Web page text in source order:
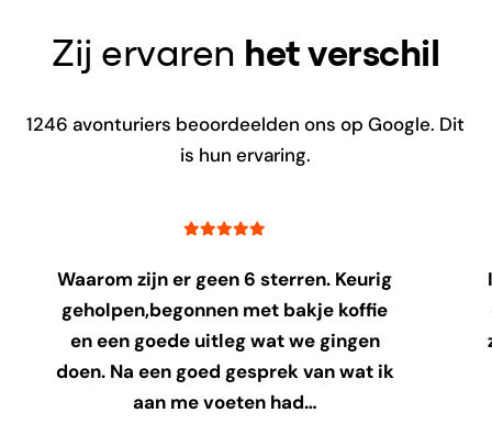
Zij ervaren het verschil
1246 avonturiers beoordeelden ons op Google. Dit
is hun ervaring.
Waarom zijn er geen 6 sterren. Keurig
geholpen,begonnen met bakje koffie
en een goede uitleg wat we gingen
doen. Na een goed gesprek van wat ik
aan me voeten had…